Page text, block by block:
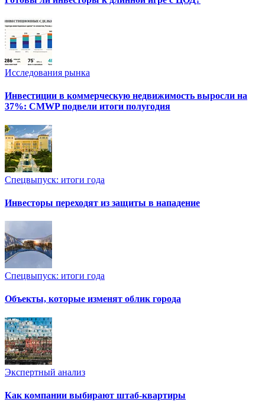
Исследования рынка
Инвестиции в коммерческую недвижимость выросли на
37%: CMWP подвели итоги полугодия
Спецвыпуск: итоги года
Инвесторы переходят из защиты в нападение
Спецвыпуск: итоги года
Объекты, которые изменят облик города
Экспертный анализ
Как компании выбирают штаб-квартиры